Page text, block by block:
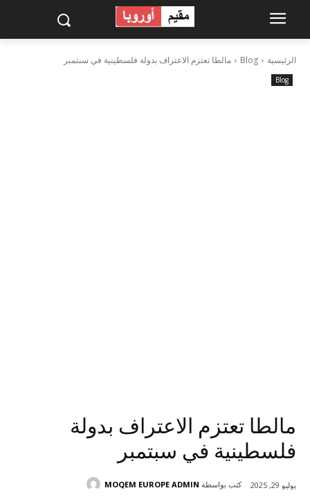
الرئيسية Blog مالطا تعتزم الاعتراف بدولة فلسطينية في سبتمبر
Blog
مالطا تعتزم الاعتراف بدولة
فلسطينية في سبتمبر
يوليو 29, 2025 كتب بواسطة MOQEM EUROPE ADMIN